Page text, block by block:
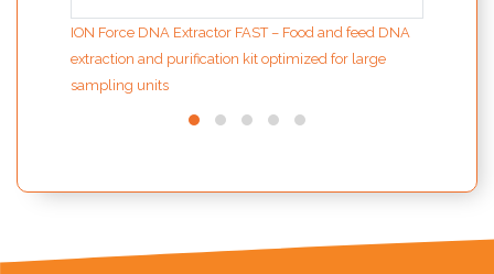
ION Force DNA Extractor FAST – Food and feed DNA
extraction and purification kit optimized for large
sampling units